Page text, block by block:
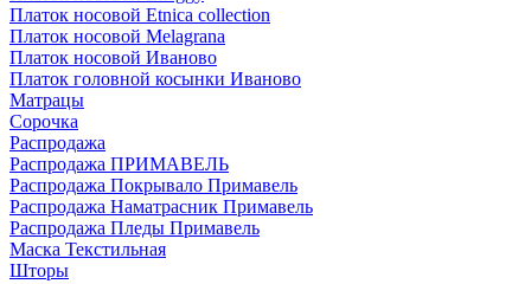
Платок носовой Etnica collection
Платок носовой Melagrana
Платок носовой Иваново
Платок головной косынки Иваново
Матрацы
Сорочка
Распродажа
Распродажа ПРИМАВЕЛЬ
Распродажа Покрывало Примавель
Распродажа Наматрасник Примавель
Распродажа Пледы Примавель
Маска Текстильная
Шторы